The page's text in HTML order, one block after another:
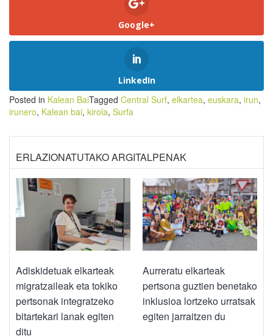
Google+
LinkedIn
Posted in Kalean BaiTagged Central Surf, elkartea, euskara, irun,
irunero, Kalean bai, kirola, Surfa
ERLAZIONATUTAKO ARGITALPENAK
Adiskidetuak elkarteak
migratzaileak eta tokiko
pertsonak integratzeko
bitartekari lanak egiten
ditu
Aurreratu elkarteak
pertsona guztien benetako
inklusioa lortzeko urratsak
egiten jarraitzen du